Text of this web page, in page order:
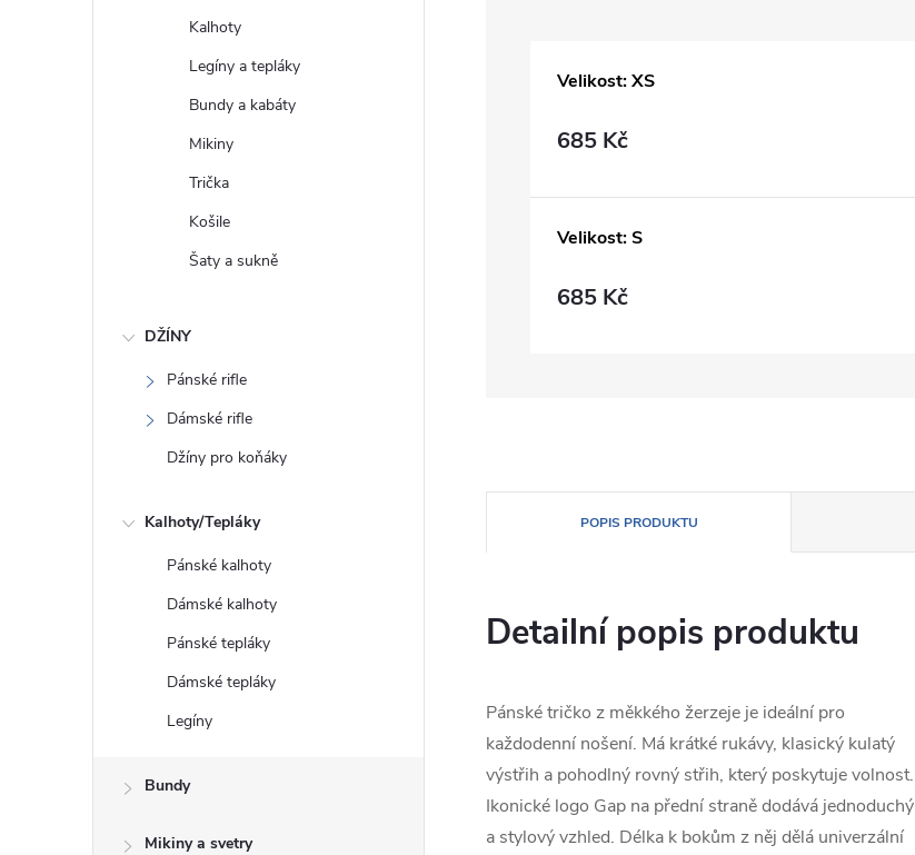
Kalhoty
Legíny a tepláky
Bundy a kabáty
Mikiny
Trička
Košile
Šaty a sukně
DŽÍNY
Pánské rifle
Dámské rifle
Džíny pro koňáky
Kalhoty/Tepláky
Pánské kalhoty
Dámské kalhoty
Pánské tepláky
Dámské tepláky
Legíny
Bundy
Mikiny a svetry
Velikost: XS
685 Kč
Velikost: S
685 Kč
POPIS PRODUKTU
Detailní popis produktu
Pánské tričko z měkkého žerzeje je ideální pro
každodenní nošení. Má krátké rukávy, klasický kulatý
výstřih a pohodlný rovný střih, který poskytuje volnost.
Ikonické logo Gap na přední straně dodává jednoduchý
a stylový vzhled. Délka k bokům z něj dělá univerzální